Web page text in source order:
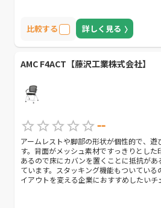
比較する 詳しく見る
AMC F4ACT【藤沢工業株式会社】
--
アームレストや脚部の形状が個性的で、遊
す。背面がメッシュ素材ですっきりとし
あるので床にカバンを置くことに抵抗が
ています。スタッキング機能もついてい
イアウトを変える企業におすすめしたいチ